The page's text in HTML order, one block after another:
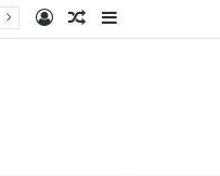
Sidebar
Random
Log